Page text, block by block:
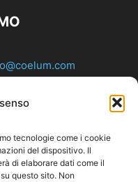
tecnologie come i cookie
del dispositivo. Il
di elaborare dati come il
questo sito. Non